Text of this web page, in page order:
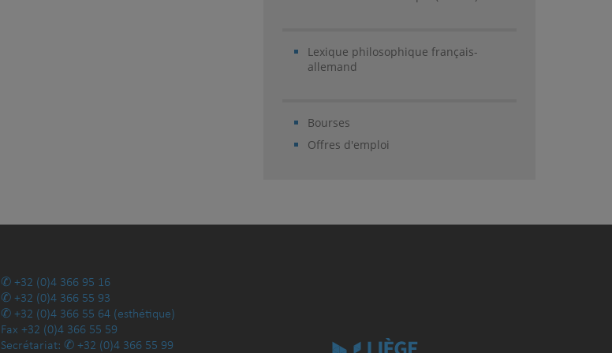
Lexique philosophique français-
allemand
Bourses
Offres d'emploi
+32 (0)4 366 95 16
+32 (0)4 366 55 93
+32 (0)4 366 55 64 (esthétique)
Fax +32 (0)4 366 55 59
Secrétariat:
+32 (0)4 366 55 99